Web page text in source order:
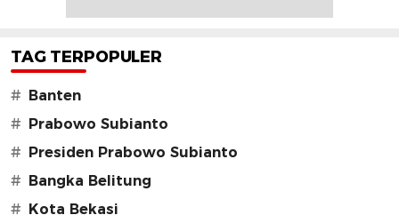
TAG TERPOPULER
#
Banten
#
Prabowo Subianto
#
Presiden Prabowo Subianto
#
Bangka Belitung
#
Kota Bekasi